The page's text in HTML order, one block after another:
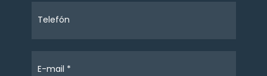
Telefón
E-mail *